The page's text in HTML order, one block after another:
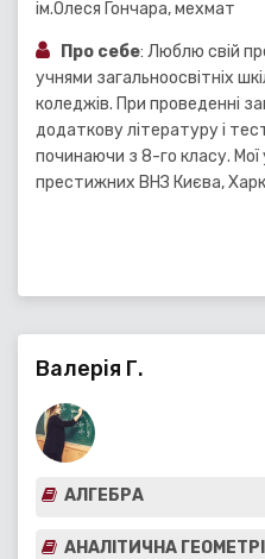
ім.Олеся Гончара, мехмат
Про себе: Люблю свій
учнями загальноосвітніх
коледжів. При проведенні
додаткову літературу і
починаючи з 8-го класу.
престижних ВНЗ Києва,
Валерія Г.
АЛГЕБРА
АНАЛІТИЧНА